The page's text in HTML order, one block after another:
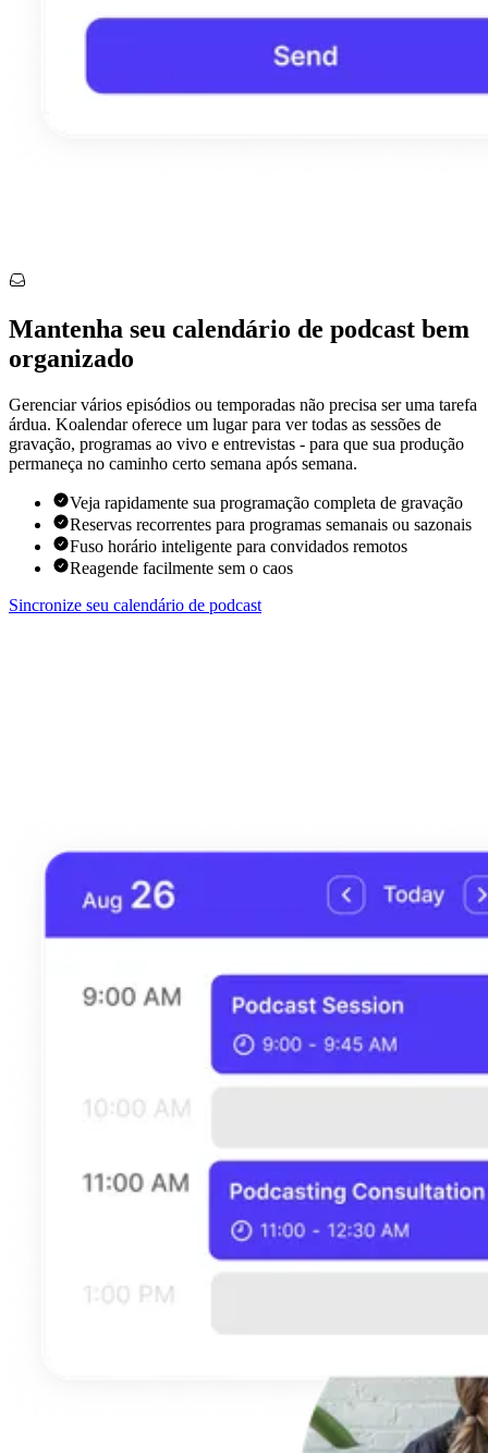
Mantenha seu calendário de podcast bem
organizado
Gerenciar vários episódios ou temporadas não precisa ser uma tarefa
árdua. Koalendar oferece um lugar para ver todas as sessões de
gravação, programas ao vivo e entrevistas - para que sua produção
permaneça no caminho certo semana após semana.
Veja rapidamente sua programação completa de gravação
Reservas recorrentes para programas semanais ou sazonais
Fuso horário inteligente para convidados remotos
Reagende facilmente sem o caos
Sincronize seu calendário de podcast